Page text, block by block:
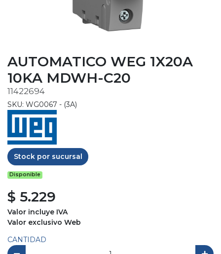
AUTOMATICO WEG 1X20A
10KA MDWH-C20
11422694
SKU: WG0067 - (3A)
Stock por sucursal
Disponible
$ 5.229
Valor incluye IVA
Valor exclusivo Web
CANTIDAD